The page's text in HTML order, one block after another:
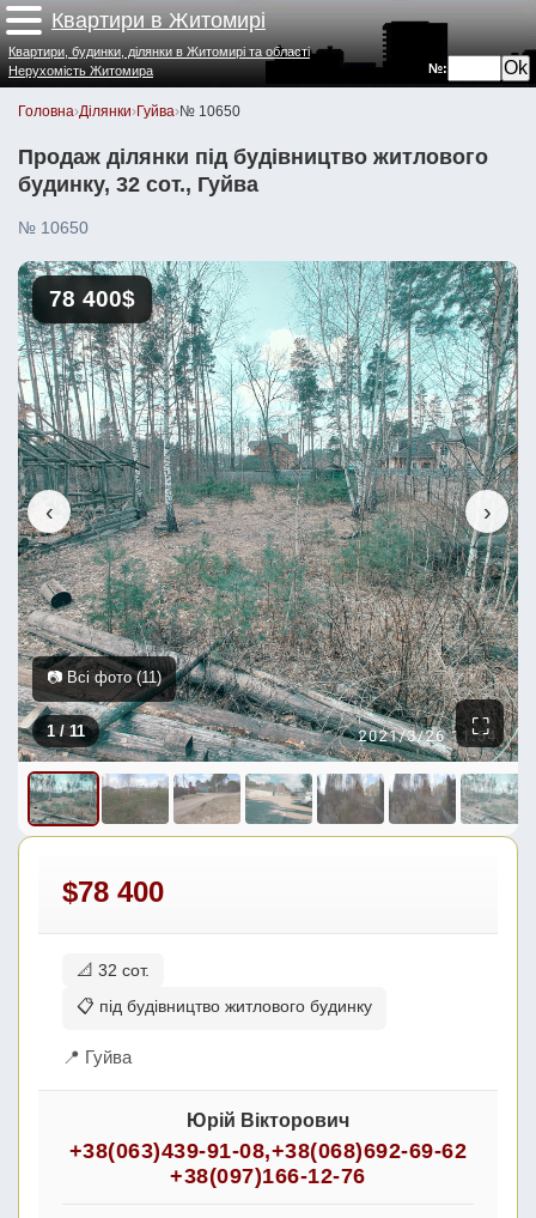
Квартири в Житомирі
№:
Квартири, будинки, ділянки в Житомирі та області
Нерухомість Житомира
Головна›Ділянки›Гуйва›№ 10650
Продаж ділянки під будівництво житлового
будинку, 32 сот., Гуйва
№ 10650
‹ ›
78 400$
1/ 11 ⛶
📷 Всі фото (11)
$78 400
📐 32 сот.
📋 під будівництво житлового будинку
📍 Гуйва
Юрій Вікторович
+38(063)439-91-08,+38(068)692-69-62
+38(097)166-12-76